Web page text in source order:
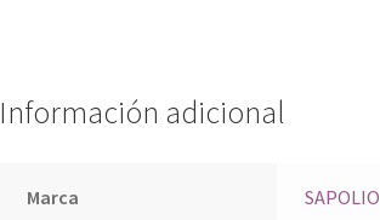
Información adicional
Marca SAPOLIO